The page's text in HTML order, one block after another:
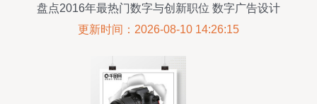
盘点2016年最热门数字与创新职位 数字广告设计
更新时间：2026-08-10 14:26:15